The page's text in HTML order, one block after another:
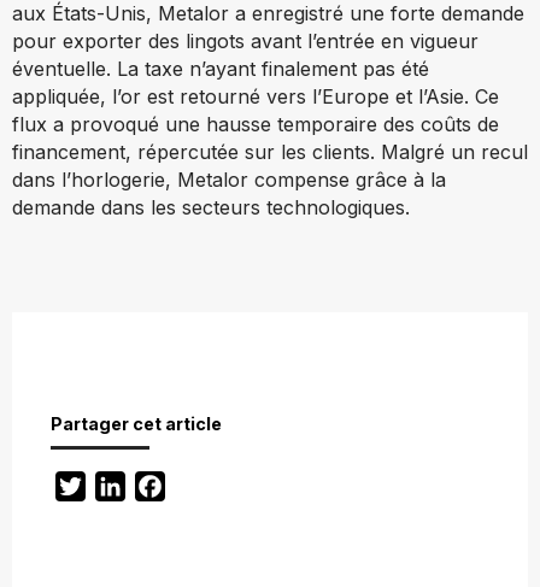
aux États-Unis, Metalor a enregistré une forte demande
pour exporter des lingots avant l’entrée en vigueur
éventuelle. La taxe n’ayant finalement pas été
appliquée, l’or est retourné vers l’Europe et l’Asie. Ce
flux a provoqué une hausse temporaire des coûts de
financement, répercutée sur les clients. Malgré un recul
dans l’horlogerie, Metalor compense grâce à la
demande dans les secteurs technologiques.
Partager cet article
TwitterLinkedIn